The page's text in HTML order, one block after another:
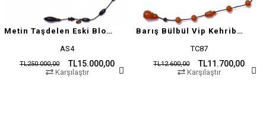
Metin Taşdelen Eski Blok Sıkma
AS4
TL15.000,00
TL250.000,00
Karşılaştır
Barış Bülbül Vip Kehribar Tesbih
TC87
TL11.700,00
TL12.600,00
Karşılaştır